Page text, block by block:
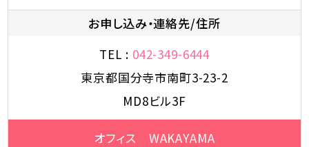
お申し込み・連絡先/住所
TEL : 042-349-6444
東京都国分寺市南町3-23-2
MD8ビル3F
オフィス WAKAYAMA